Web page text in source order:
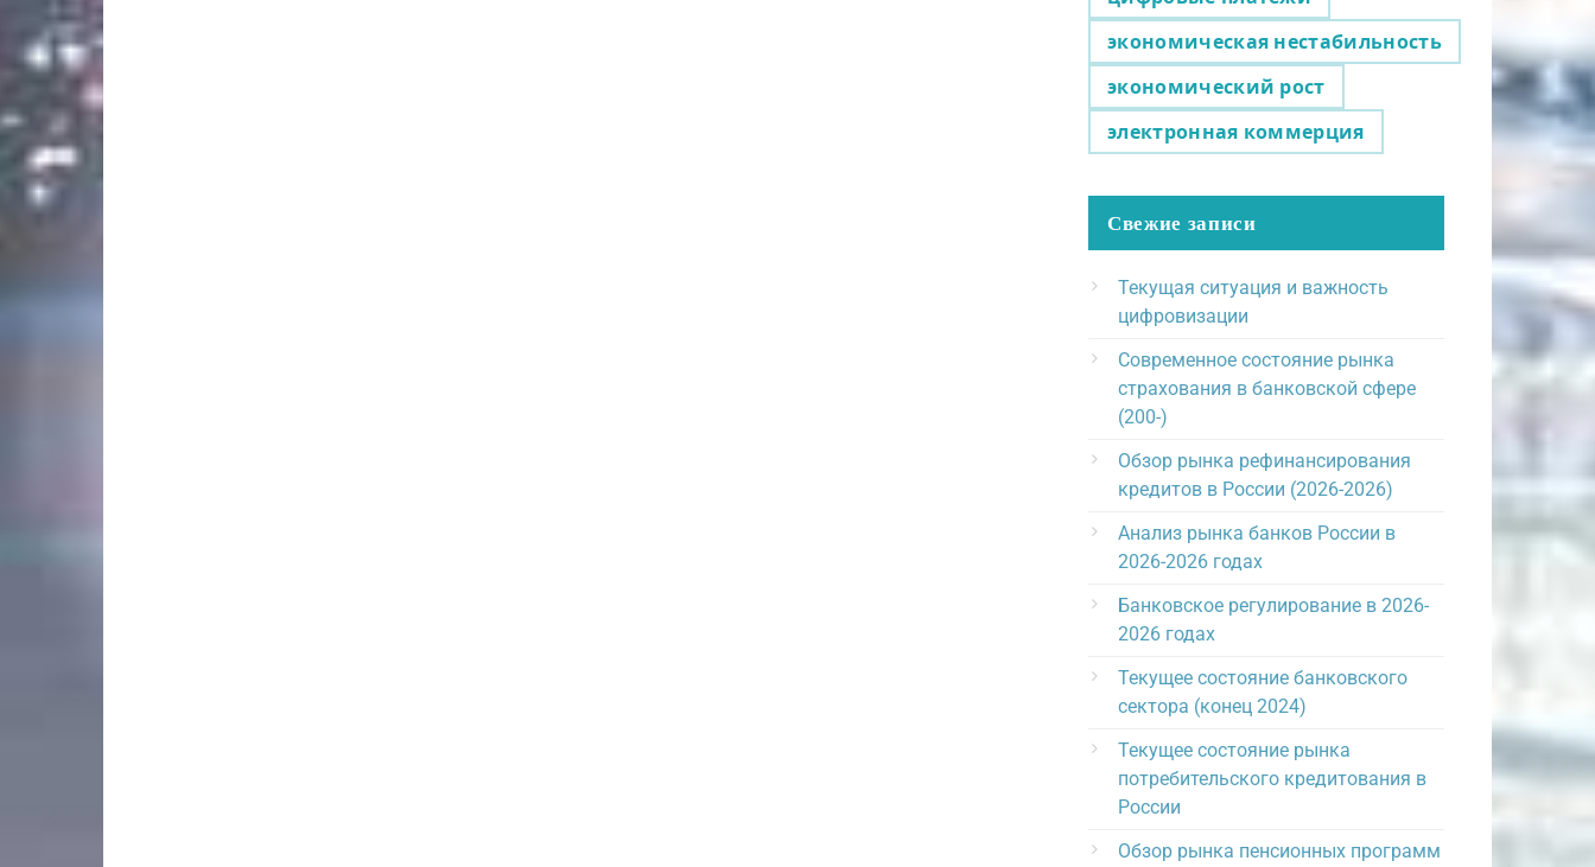
экономическая нестабильность
экономический рост
электронная коммерция
Свежие записи
Текущая ситуация и важность
цифровизации
Современное состояние рынка
страхования в банковской сфере
(200-)
Обзор рынка рефинансирования
кредитов в России (2026-2026)
Анализ рынка банков России в
2026-2026 годах
Банковское регулирование в 2026-
2026 годах
Текущее состояние банковского
сектора (конец 2024)
Текущее состояние рынка
потребительского кредитования в
России
Обзор рынка пенсионных программ